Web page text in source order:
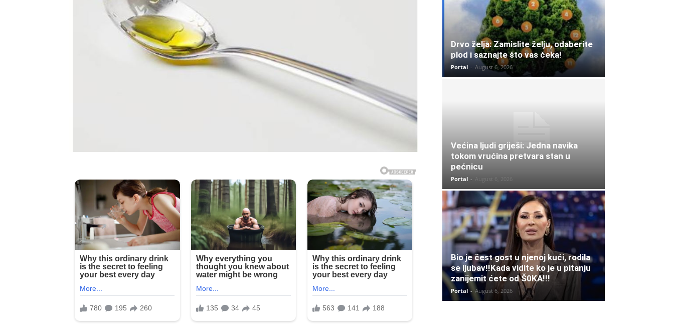
Drvo želja: Zamislite želju, odaberite
plod i saznajte što vas čeka!
Portal - August 6, 2026
Većina ljudi griješi: Jedna navika
tokom vrućina pretvara stan u
pećnicu
Portal - August 6, 2026
Bio je čest gost u njenoj kući, rodila
se ljubav!!Kada vidite ko je u pitanju
zanijemit ćete od Š0KA!!!
Portal - August 6, 2026